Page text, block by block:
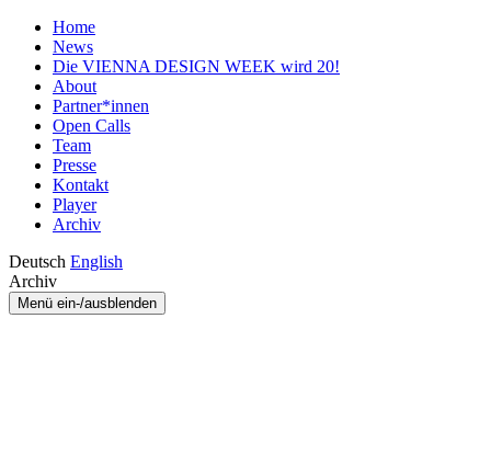
Home
News
Die VIENNA DESIGN WEEK wird 20!
About
Partner*innen
Open Calls
Team
Presse
Kontakt
Player
Archiv
Deutsch English
Archiv
Menü ein-/ausblenden